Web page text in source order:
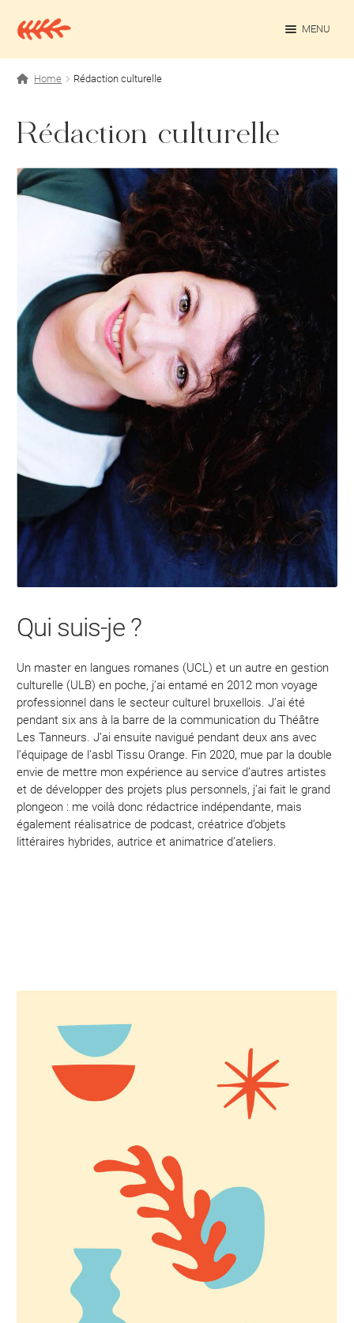
à
au
MENU
Projets personnels
Home Rédaction culturelle
Rédaction culturelle
Qui suis-je ?
Un master en langues romanes (UCL) et un autre en gestion
culturelle (ULB) en poche, j’ai entamé en 2012 mon voyage
professionnel dans le secteur culturel bruxellois. J’ai été
pendant six ans à la barre de la communication du Théâtre
Les Tanneurs. J’ai ensuite navigué pendant deux ans avec
l’équipage de l’asbl Tissu Orange. Fin 2020, mue par la double
envie de mettre mon expérience au service d’autres artistes
et de développer des projets plus personnels, j’ai fait le grand
plongeon : me voilà donc rédactrice indépendante, mais
également réalisatrice de podcast, créatrice d’objets
littéraires hybrides, autrice et animatrice d’ateliers.